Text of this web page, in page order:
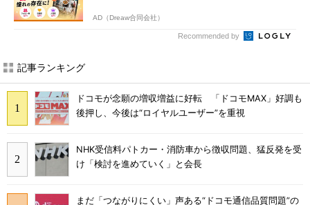
AD（Dreaw合同会社）
Recommended by
記事ランキング
ドコモが念願の増収増益に好転 「ドコモMAX」好調も
後押し、今後は“ロイヤルユーザー”を重視
NHK受信料パトカー・消防車から徴収問題、猛反発を受
け「検討を進めていく」と会長
まだ「つながりにくい」声ある“ドコモ通信品質問題”の